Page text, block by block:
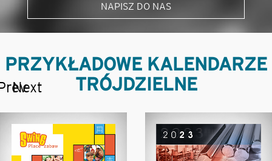
NAPISZ DO NAS
PRZYKŁADOWE KALENDARZE
TRÓJDZIELNE
Next